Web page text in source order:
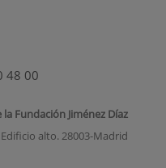
48 00
Fundación Jiménez Díaz
alto. 28003-Madrid